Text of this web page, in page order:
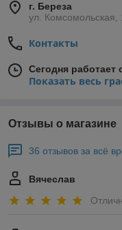
г. Береза
ул. Комсомольская,
Контакты
Сегодня работает
Показать весь
Отзывы о магазине
36 отзывов за всё
Вячеслав